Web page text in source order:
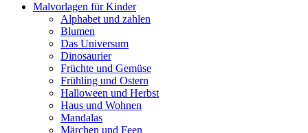
Malvorlagen für Kinder
Alphabet und zahlen
Blumen
Das Universum
Dinosaurier
Früchte und Gemüse
Frühling und Ostern
Halloween und Herbst
Haus und Wohnen
Mandalas
Märchen und Feen